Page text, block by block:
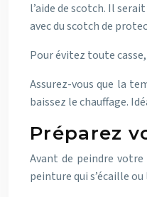
l’aide de scotch. Il
avec du scotch de
Pour évitez toute
Assurez-vous que la
baissez le chauffage.
Préparez
Avant de peindre
peinture qui s’écaille